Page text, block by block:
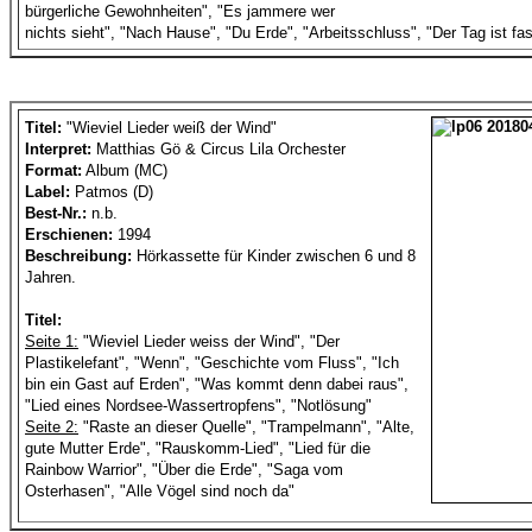
bürgerliche Gewohnheiten", "Es jammere wer
nichts sieht", "Nach Hause", "Du Erde", "Arbeitsschluss", "Der Tag ist
Titel: "Wieviel Lieder weiß der Wind"
Interpret: Matthias Gö & Circus Lila Orchester
Format: Album (MC)
Label: Patmos (D)
Best-Nr.: n.b.
Erschienen: 1994
Beschreibung: Hörkassette für Kinder zwischen 6 und 8
Jahren.
Titel:
Seite 1: "Wieviel Lieder weiss der Wind", "Der
Plastikelefant", "Wenn", "Geschichte vom Fluss", "Ich
bin ein Gast auf Erden", "Was kommt denn dabei raus",
"Lied eines Nordsee-Wassertropfens", "Notlösung"
Seite 2: "Raste an dieser Quelle", "Trampelmann", "Alte,
gute Mutter Erde", "Rauskomm-Lied", "Lied für die
Rainbow Warrior", "Über die Erde", "Saga vom
Osterhasen", "Alle Vögel sind noch da"